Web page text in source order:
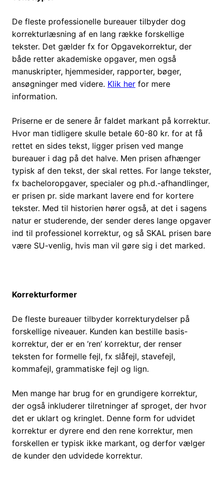
De fleste professionelle bureauer tilbyder dog
korrekturlæsning af en lang række forskellige
tekster. Det gælder fx for Opgavekorrektur, der
både retter akademiske opgaver, men også
manuskripter, hjemmesider, rapporter, bøger,
ansøgninger med videre. Klik her for mere
information.
Priserne er de senere år faldet markant på korrektur.
Hvor man tidligere skulle betale 60-80 kr. for at få
rettet en sides tekst, ligger prisen ved mange
bureauer i dag på det halve. Men prisen afhænger
typisk af den tekst, der skal rettes. For lange tekster,
fx bacheloropgaver, specialer og ph.d.-afhandlinger,
er prisen pr. side markant lavere end for kortere
tekster. Med til historien hører også, at det i sagens
natur er studerende, der sender deres lange opgaver
ind til professionel korrektur, og så SKAL prisen bare
være SU-venlig, hvis man vil gøre sig i det marked.
Korrekturformer
De fleste bureauer tilbyder korrekturydelser på
forskellige niveauer. Kunden kan bestille basis-
korrektur, der er en ’ren’ korrektur, der renser
teksten for formelle fejl, fx slåfejl, stavefejl,
kommafejl, grammatiske fejl og lign.
Men mange har brug for en grundigere korrektur,
der også inkluderer tilretninger af sproget, der hvor
det er uklart og kringlet. Denne form for udvidet
korrektur er dyrere end den rene korrektur, men
forskellen er typisk ikke markant, og derfor vælger
de kunder den udvidede korrektur.